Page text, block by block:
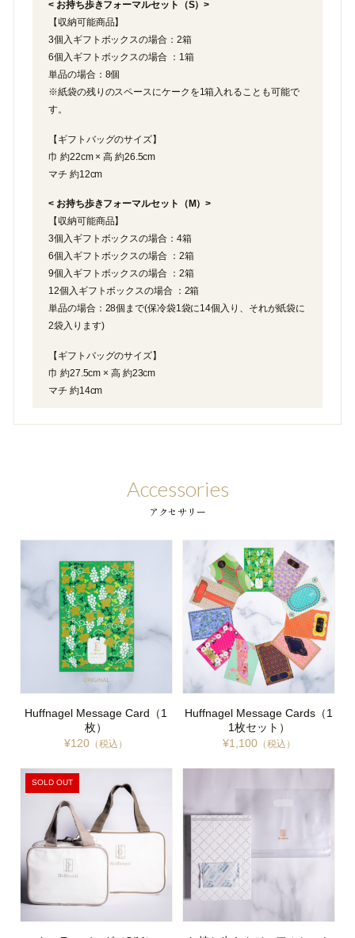
< お持ち歩きフォーマルセット（S）>
【収納可能商品】
3個入ギフトボックスの場合：2箱
6個入ギフトボックスの場合 ：1箱
単品の場合：8個
※紙袋の残りのスペースにケークを1箱入れることも可能で
す。
【ギフトバッグのサイズ】
巾 約22cm × 高 約26.5cm
マチ 約12cm
< お持ち歩きフォーマルセット（M）>
【収納可能商品】
3個入ギフトボックスの場合：4箱
6個入ギフトボックスの場合 ：2箱
9個入ギフトボックスの場合 ：2箱
12個入ギフトボックスの場合 ：2箱
単品の場合：28個まで(保冷袋1袋に14個入り、それが紙袋に
2袋入ります)
【ギフトバッグのサイズ】
巾 約27.5cm × 高 約23cm
マチ 約14cm
Accessories
アクセサリー
Huffnagel Message Card（1
枚）
¥120 （税込）
Huffnagel Message Cards（1
1枚セット）
¥1,100（税込）
SOLD OUT